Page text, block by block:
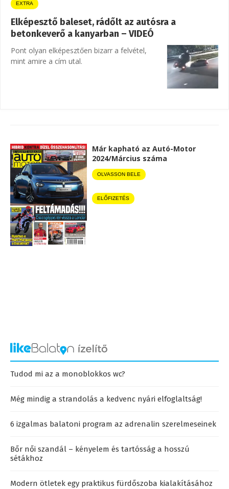
EXTRA
Elképesztő baleset, rádőlt az autósra a
betonkeverő a kanyarban – VIDEÓ
Pont olyan elképesztően bizarr a felvétel,
mint amire a cím utal.
Már kapható az Autó-Motor
2024/Március száma
OLVASSON BELE
ELŐFIZETÉS
Tudod mi az a monoblokkos wc?
Még mindig a strandolás a kedvenc nyári elfoglaltság!
6 izgalmas balatoni program az adrenalin szerelmeseinek
Bőr női szandál – kényelem és tartósság a hosszú
sétákhoz
Modern ötletek egy praktikus fürdőszoba kialakításához